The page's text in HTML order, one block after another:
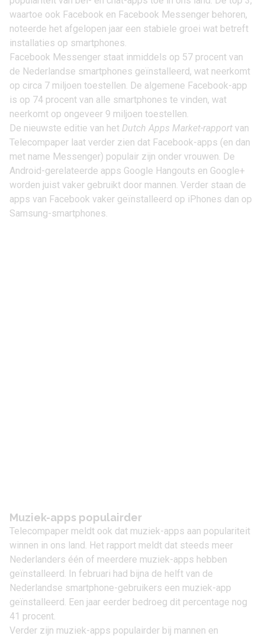
waartoe ook Facebook en Facebook Messenger behoren,
noteerde het afgelopen jaar een stabiele groei wat betreft
installaties op smartphones.
Facebook Messenger staat inmiddels op 57 procent van
de Nederlandse smartphones geïnstalleerd, wat neerkomt
op circa 7 miljoen toestellen. De algemene Facebook-app
is op 74 procent van alle smartphones te vinden, wat
neerkomt op ongeveer 9 miljoen toestellen.
De nieuwste editie van het Dutch Apps Market-rapport van
Telecompaper laat verder zien dat Facebook-apps (en dan
met name Messenger) populair zijn onder vrouwen. De
Android-gerelateerde apps Google Hangouts en Google+
worden juist vaker gebruikt door mannen. Verder staan de
apps van Facebook vaker geïnstalleerd op iPhones dan op
Samsung-smartphones.
Muziek-apps populairder
Telecompaper meldt ook dat muziek-apps aan populariteit
winnen in ons land. Het rapport meldt dat steeds meer
Nederlanders één of meerdere muziek-apps hebben
geïnstalleerd. In februari had bijna de helft van de
Nederlandse smartphone-gebruikers een muziek-app
geïnstalleerd. Een jaar eerder bedroeg dit percentage nog
41 procent.
Verder zijn muziek-apps populairder bij mannen en